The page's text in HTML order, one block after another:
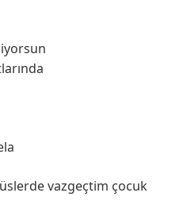
vazgeçtim çocuk